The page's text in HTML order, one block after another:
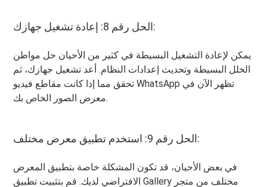
الحل رقم 8: إعادة تشغيل جهازك:
يمكن لإعادة التشغيل البسيطة في كثير من الأحيان حل مواطن
الخلل البسيطة وتحديث إعدادات النظام. أعد تشغيل جهازك، ثم
تحقق مما إذا كانت مقاطع فيديو WhatsApp تظهر الآن في
معرض الصور الخاص بك.
الحل رقم 9: استخدم تطبيق معرض مختلف:
في بعض الأحيان، قد تكون المشكلة خاصة بتطبيق المعرض
الافتراضي لديك. قم بتثبيت تطبيق Gallery مختلف من متجر